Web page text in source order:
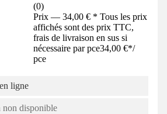
(0)
Prix — 34,00 € * Tous les prix
affichés sont des prix TTC,
frais de livraison en sus si
nécessaire par pce34,00 €*/
pce
ligne
non disponible